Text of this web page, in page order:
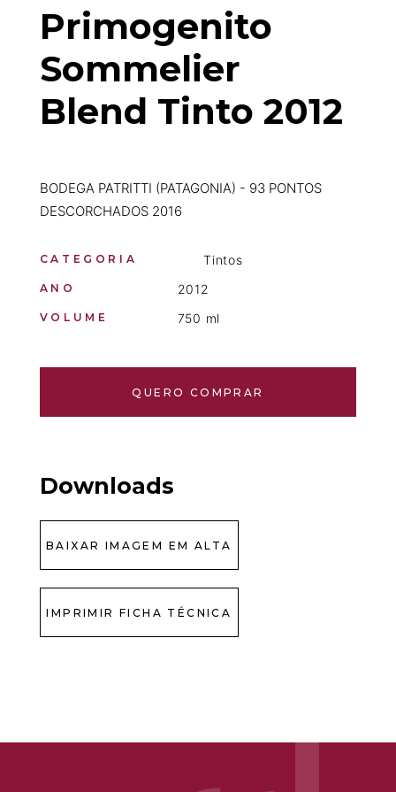
Primogenito
Sommelier
Blend Tinto 2012
BODEGA PATRITTI (PATAGONIA) - 93 PONTOS
DESCORCHADOS 2016
CATEGORIA Tintos
ANO 2012
VOLUME 750 ml
QUERO COMPRAR
Downloads
BAIXAR IMAGEM EM ALTA
IMPRIMIR FICHA TÉCNICA